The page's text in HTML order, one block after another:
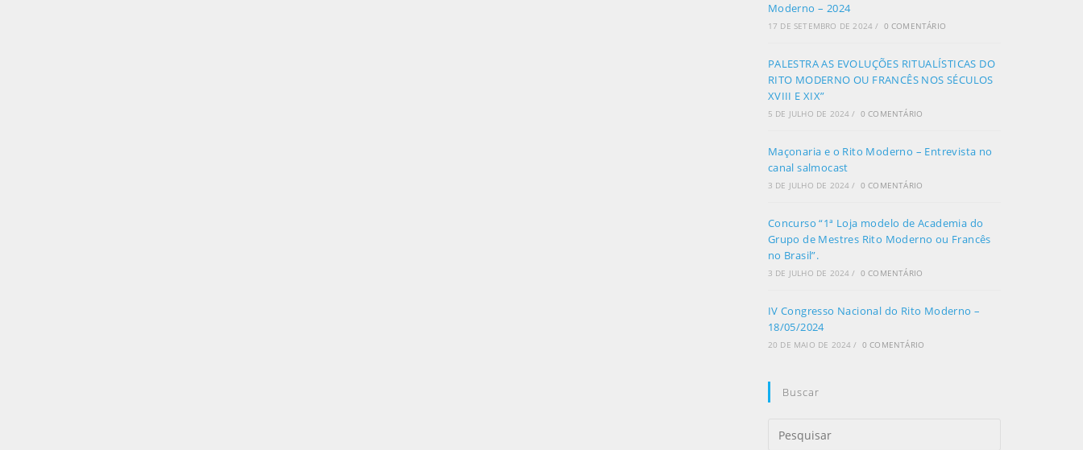
Moderno – 2024
17 DE SETEMBRO DE 2024 / 0 COMENTÁRIO
PALESTRA AS EVOLUÇÕES RITUALÍSTICAS DO
RITO MODERNO OU FRANCÊS NOS SÉCULOS
XVIII E XIX”
5 DE JULHO DE 2024 / 0 COMENTÁRIO
Maçonaria e o Rito Moderno – Entrevista no
canal salmocast
3 DE JULHO DE 2024 / 0 COMENTÁRIO
Concurso “1ª Loja modelo de Academia do
Grupo de Mestres Rito Moderno ou Francês
no Brasil”.
3 DE JULHO DE 2024 / 0 COMENTÁRIO
IV Congresso Nacional do Rito Moderno –
18/05/2024
20 DE MAIO DE 2024 / 0 COMENTÁRIO
Buscar